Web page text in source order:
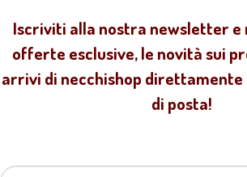
Iscriviti alla nostra newsletter e
offerte esclusive, le novità sui
arrivi di necchishop direttamente
di posta!